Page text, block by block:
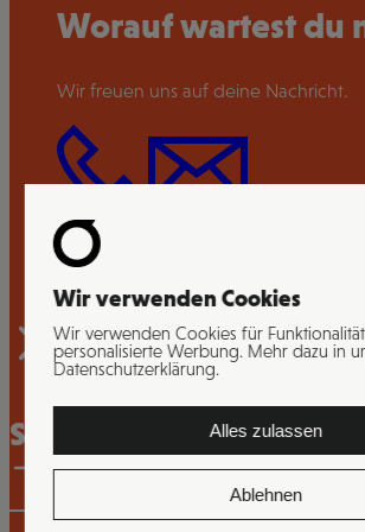
Worauf wartest du
Wir freuen uns auf deine Nachricht.
Strategieberatung
Wir verwenden Cookies
Wir verwenden Cookies für
personalisierte Werbung. Mehr dazu in
Datenschutzerklärung.
Alles zulassen
Ablehnen